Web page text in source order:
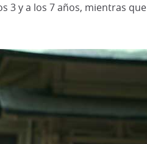
3 y a los 7 años, mientras